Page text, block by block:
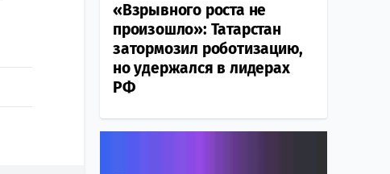
«Взрывного роста не
произошло»: Татарстан
затормозил роботизацию,
но удержался в лидерах
РФ